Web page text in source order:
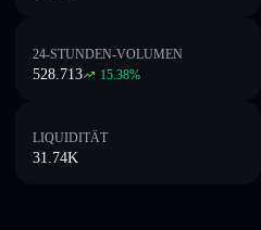
24-STUNDEN-VOLUMEN
528.713 15.38%
LIQUIDITÄT
31.74K